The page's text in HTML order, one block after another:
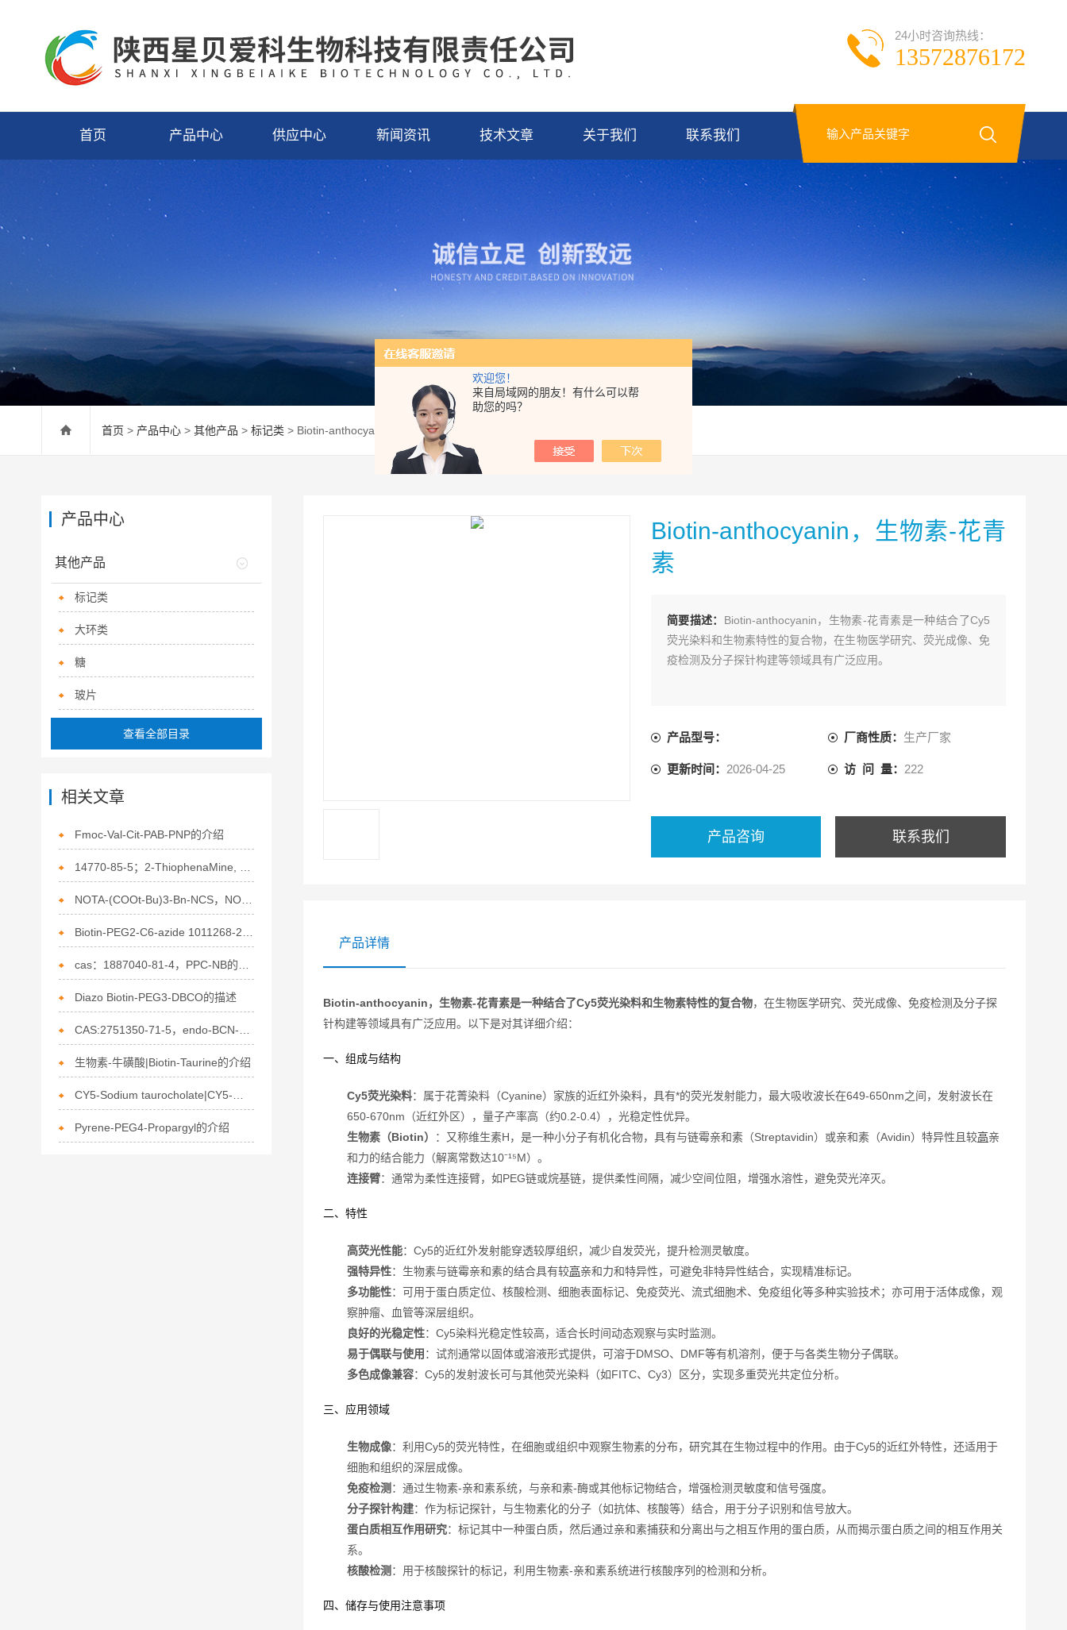
欢迎您！
来自局域网的朋友！有什么可以帮
助您的吗？
24小时咨询热线：
13572876172
首页 产品中心 供应中心 新闻资讯 技术文章 关于我们 联系我们
首页 > 产品中心 > 其他产品 > 标记类 > Biotin-anthocyanin，生物素-花青素
Biotin-anthocyanin，生物素-花青
素
简要描述： Biotin-anthocyanin，生物素-花青素是一种结合了Cy5
荧光染料和生物素特性的复合物，在生物医学研究、荧光成像、免
疫检测及分子探针构建等领域具有广泛应用。
产品型号： 厂商性质： 生产厂家
更新时间： 2026-04-25 访 问 量： 222
产品咨询 联系我们
产品详情
Biotin-anthocyanin，生物素-花青素是一种结合了Cy5荧光染料和生物素特性的复合物，在生物医学研究、荧光成像、免疫检测及分子探
针构建等领域具有广泛应用。以下是对其详细介绍：
一、组成与结构
Cy5荧光染料：属于花菁染料（Cyanine）家族的近红外染料，具有*的荧光发射能力，最大吸收波长在649-650nm之间，发射波长在
650-670nm（近红外区），量子产率高（约0.2-0.4），光稳定性优异。
生物素（Biotin）
：又称维生素H，是一种小分子有机化合物，具有与链霉亲和素（Streptavidin）或亲和素（Avidin）特异性且较高亲
和力的结合能力（解离常数达10⁻¹⁵M）。
连接臂：通常为柔性连接臂，如PEG链或烷基链，提供柔性间隔，减少空间位阻，增强水溶性，避免荧光淬灭。
二、特性
高荧光性能：Cy5的近红外发射能穿透较厚组织，减少自发荧光，提升检测灵敏度。
强特异性：生物素与链霉亲和素的结合具有较高亲和力和特异性，可避免非特异性结合，实现精准标记。
多功能性：可用于蛋白质定位、核酸检测、细胞表面标记、免疫荧光、流式细胞术、免疫组化等多种实验技术；亦可用于活体成像，观
察肿瘤、血管等深层组织。
良好的光稳定性：Cy5染料光稳定性较高，适合长时间动态观察与实时监测。
易于偶联与使用 ：试剂通常以固体或溶液形式提供，可溶于DMSO、DMF等有机溶剂，便于与各类生物分子偶联。
多色成像兼容：Cy5的发射波长可与其他荧光染料（如FITC、Cy3）区分，实现多重荧光共定位分析。
三、应用领域
生物成像：利用Cy5的荧光特性，在细胞或组织中观察生物素的分布，研究其在生物过程中的作用。由于Cy5的近红外特性，还适用于
细胞和组织的深层成像。
免疫检测 ：通过生物素-亲和素系统，与亲和素-酶或其他标记物结合，增强检测灵敏度和信号强度。
分子探针构建：作为标记探针，与生物素化的分子（如抗体、核酸等）结合，用于分子识别和信号放大。
蛋白质相互作用研究：标记其中一种蛋白质，然后通过亲和素捕获和分离出与之相互作用的蛋白质，从而揭示蛋白质之间的相互作用关
系。
核酸检测 ：用于核酸探针的标记，利用生物素-亲和素系统进行核酸序列的检测和分析。
四、储存与使用注意事项
产品中心
其他产品
标记类
大环类
糖
玻片
查看全部目录
相关文章
Fmoc-Val-Cit-PAB-PNP的介绍
NOTA-(COOt-Bu)3-Bn-NCS，NOTA-三叔丁酯-Bn-NCS的相关描述
Diazo Biotin-PEG3-DBCO的描述
生物素-牛磺酸|Biotin-Taurine的介绍
Pyrene-PEG4-Propargyl的介绍